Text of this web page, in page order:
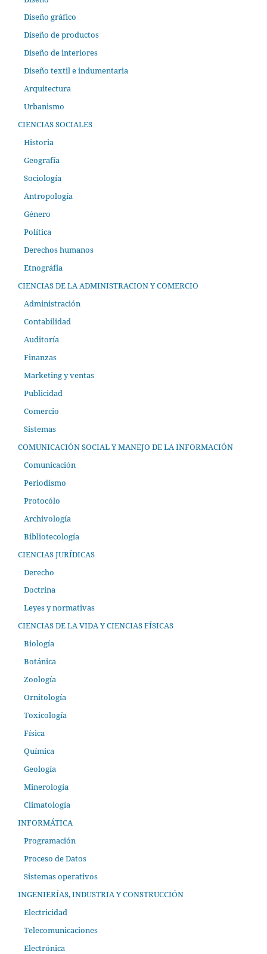
Diseño gráfico
Diseño de productos
Diseño de interiores
Diseño textil e indumentaria
Arquitectura
Urbanismo
CIENCIAS SOCIALES
Historia
Geografía
Sociología
Antropología
Género
Política
Derechos humanos
Etnográfia
CIENCIAS DE LA ADMINISTRACION Y COMERCIO
Administración
Contabilidad
Auditoría
Finanzas
Marketing y ventas
Publicidad
Comercio
Sistemas
COMUNICACIÓN SOCIAL Y MANEJO DE LA INFORMACIÓN
Comunicación
Periodismo
Protocólo
Archivología
Bibliotecología
CIENCIAS JURÍDICAS
Derecho
Doctrina
Leyes y normativas
CIENCIAS DE LA VIDA Y CIENCIAS FÍSICAS
Biología
Botánica
Zoología
Ornitología
Toxicología
Física
Química
Geología
Minerología
Climatología
INFORMÁTICA
Programación
Proceso de Datos
Sistemas operativos
INGENIERÍAS, INDUSTRIA Y CONSTRUCCIÓN
Electricidad
Telecomunicaciones
Electrónica